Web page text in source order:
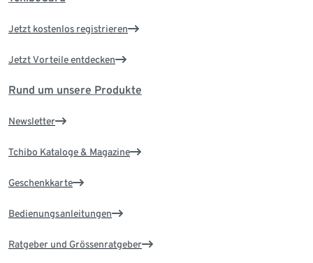
Jetzt kostenlos registrieren
Jetzt Vorteile entdecken
Rund um unsere Produkte
Newsletter
Tchibo Kataloge & Magazine
Geschenkkarte
Bedienungsanleitungen
Ratgeber und Grössenratgeber